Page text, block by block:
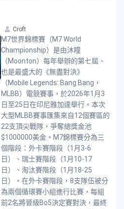
Croft
M7世界錦標賽（M7 World
Championship）是由沐瞳
（Moonton）每年舉辦的第七屆、
也是最盛大的《無盡對決》
（Mobile Legends: Bang Bang，
MLBB）電競賽事，於2026年1月3
日至25日在印尼雅加達舉行。本次
大型MLBB賽事匯集來自12個賽區的
22支頂尖戰隊，爭奪總獎金池
$1000000美金。M7錦標賽分為三
個階段：外卡賽階段（1月3-6
日）、瑞士賽階段（1月10-17
日）、淘汰賽階段（1月18-25
日）。在外卡賽階段，8支隊伍被分
為兩個循環賽小組進行比賽，每組
前2名將晉級Bo5決定賽對決，最終